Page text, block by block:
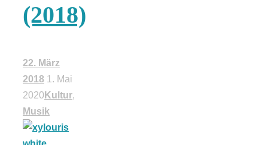
(2018)
22. März
2018 1. Mai
2020 Kultur,
Musik